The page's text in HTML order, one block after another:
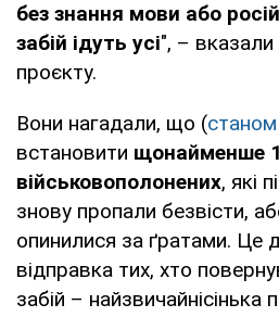
без знання мови або
забій ідуть усі", –
проєкту.
Вони нагадали, що (
встановити щонайменше
військовополонених, які
знову пропали безвісти,
опинилися за ґратами. Це
відправка тих, хто
забій –